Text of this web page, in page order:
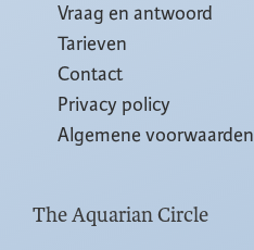
Vraag en antwoord
Tarieven
Contact
Privacy policy
Algemene voorwaarden
The Aquarian Circle